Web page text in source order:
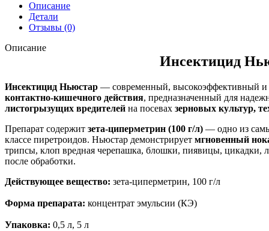
Описание
Детали
Отзывы (0)
Описание
Инсектицид
Инсектицид Ньюстар — современный, высокоэффективный
контактно-кишечного действия, предназначенный для
листогрызущих вредителей на посевах зерновых культур,
Препарат содержит зета-циперметрин (100 г/л) — одно из
классе пиретроидов. Ньюстар демонстрирует мгновенный
трипсы, клоп вредная черепашка, блошки, пиявицы, цикадки,
после обработки.
Действующее вещество: зета-циперметрин, 100 г/л
Форма препарата: концентрат эмульсии (КЭ)
Упаковка: 0,5 л, 5 л